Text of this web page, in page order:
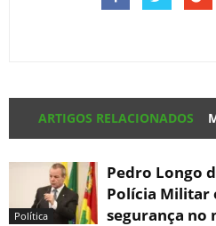
ARTIGOS RELACIONADOS
Política
Pedro Longo
Polícia Militar
segurança no